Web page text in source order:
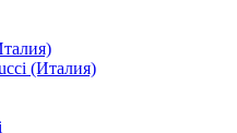
(Италия)